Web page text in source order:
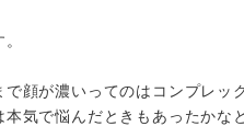
で顔が濃いってのはコンプレッ
本気で悩んだときもあったかな